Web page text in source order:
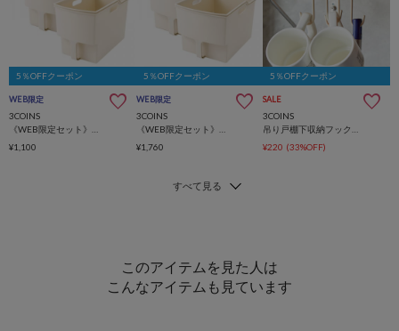
5％OFFクーポン
WEB限定
3COINS
¥1,100
5％OFFクーポン
WEB限定
3COINS
¥1,760
5％OFFクーポン
SALE
3COINS
¥220 (33%OFF)
このアイテムを見た人は
こんなアイテムも見ています